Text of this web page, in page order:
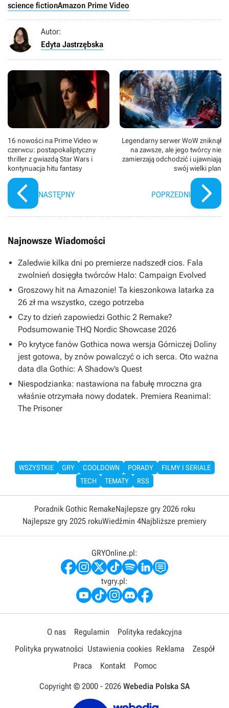
science fictionAmazon Prime Video
Autor:
Edyta Jastrzębska
16 nowości na Prime Video w
czerwcu: postapokaliptyczny
thriller z gwiazdą Star Wars i
kontynuacja hitu fantasy
NASTĘPNY
Legendarny serwer WoW zniknął
na zawsze, ale jego twórcy nie
zamierzają odchodzić i ujawniają
swój wielki plan
POPRZEDNI
Najnowsze Wiadomości
Zaledwie kilka dni po premierze nadszedł cios. Fala
zwolnień dosięgła twórców Halo: Campaign Evolved
Groszowy hit na Amazonie! Ta kieszonkowa latarka za
26 zł ma wszystko, czego potrzeba
Czy to dzień zapowiedzi Gothic 2 Remake?
Podsumowanie THQ Nordic Showcase 2026
Po krytyce fanów Gothica nowa wersja Górniczej Doliny
jest gotowa, by znów powalczyć o ich serca. Oto ważna
data dla Gothic: A Shadow’s Quest
Niespodzianka: nastawiona na fabułę mroczna gra
właśnie otrzymała nowy dodatek. Premiera Reanimal:
The Prisoner
WSZYSTKIE GRY COOLDOWN PORADY
FILMY I SERIALE
TECH
TEMATY RSS
Poradnik Gothic RemakeNajlepsze gry 2026 roku
Najlepsze gry 2025 rokuWiedźmin 4Najbliższe premiery
GRYOnline.pl:
tvgry.pl:
O nas Regulamin
Polityka redakcyjna
Polityka prywatności Ustawienia cookies Reklama
Zespół
Praca
Kontakt Pomoc
Copyright © 2000 - 2026 Webedia Polska SA